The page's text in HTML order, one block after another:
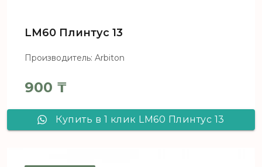
LM60 Плинтус 13
Производитель: Arbiton
900 ₸
Купить в 1 клик LM60 Плинтус 13